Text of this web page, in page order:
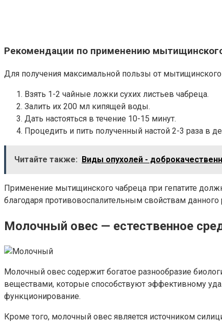
Рекомендации по применению
Для получения максимальной пользы от мытищинского
Взять 1-2 чайные ложки сухих листьев чабреца.
Залить их 200 мл кипящей воды.
Дать настояться в течение 10-15 минут.
Процедить и пить полученный настой 2-3 раза в
Читайте также: Виды опухолей -
Применение мытищинского чабреца при гепатите
благодаря противовоспалительным свойствам
Молочный овес — естественное
Молочный овес содержит богатое разнообразие
веществами, которые способствуют эффективному
функционирование.
Кроме того, молочный овес является источником